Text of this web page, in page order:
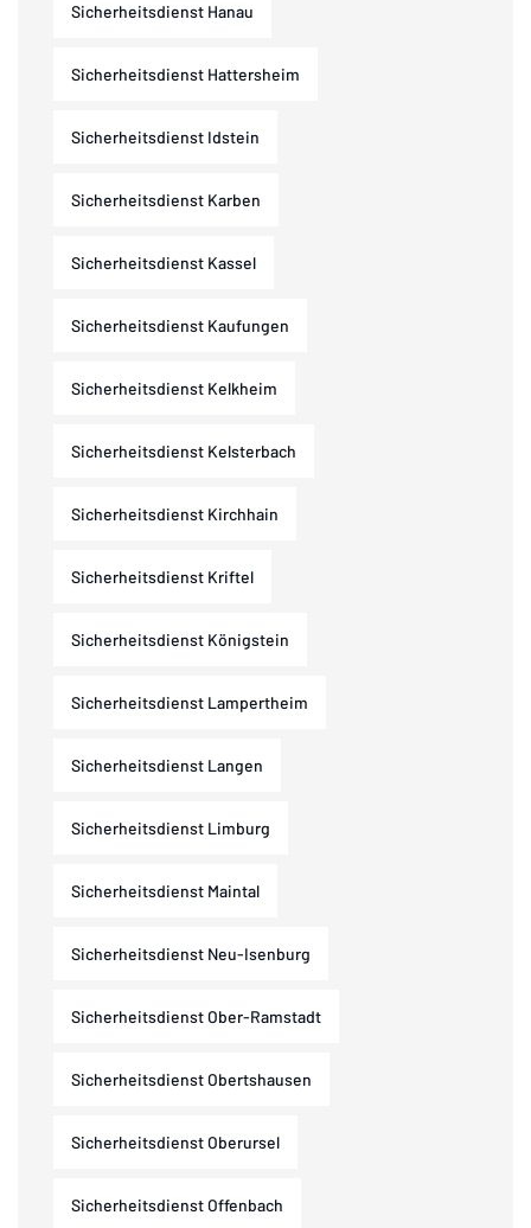
Sicherheitsdienst Hanau
Sicherheitsdienst Hattersheim
Sicherheitsdienst Idstein
Sicherheitsdienst Karben
Sicherheitsdienst Kassel
Sicherheitsdienst Kaufungen
Sicherheitsdienst Kelkheim
Sicherheitsdienst Kelsterbach
Sicherheitsdienst Kirchhain
Sicherheitsdienst Kriftel
Sicherheitsdienst Königstein
Sicherheitsdienst Lampertheim
Sicherheitsdienst Langen
Sicherheitsdienst Limburg
Sicherheitsdienst Maintal
Sicherheitsdienst Neu-Isenburg
Sicherheitsdienst Ober-Ramstadt
Sicherheitsdienst Obertshausen
Sicherheitsdienst Oberursel
Sicherheitsdienst Offenbach